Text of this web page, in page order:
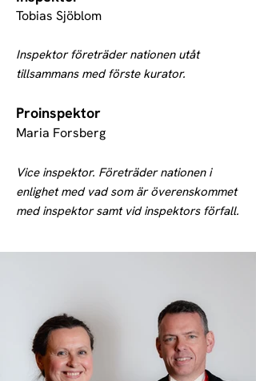
Tobias Sjöblom
Inspektor företräder nationen utåt
tillsammans med förste kurator.
Proinspektor
Maria Forsberg
Vice inspektor. Företräder nationen i
enlighet med vad som är överenskommet
med inspektor samt vid inspektors förfall.